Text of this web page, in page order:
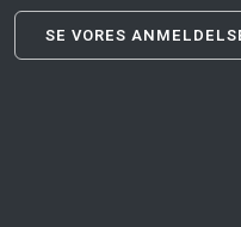
SE VORES